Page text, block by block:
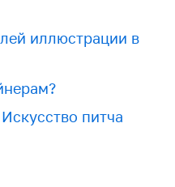
иллюстрации в
питча